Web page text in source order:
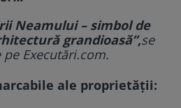
Neamului – simbol de
grandioasă”,se
Executări.com.
ale proprietății: